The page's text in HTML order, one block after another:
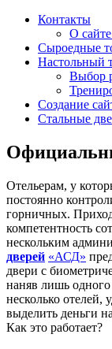
Контакты
О
Сыроедные
Настольный
Выбор
Создание
Стальные
Отельерам, у
постоянно
горничных.
компетентность
нескольким
дверей «АСД»
двери с
наняв лишь
несколько отелей,
выделить деньги
Как это работает?